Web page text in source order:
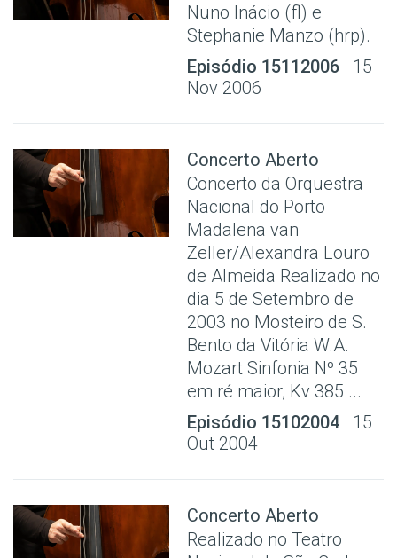
Nuno Inácio (fl) e
Stephanie Manzo (hrp).
Episódio 15112006
15
Nov 2006
Concerto Aberto
Concerto da Orquestra
Nacional do Porto
Madalena van
Zeller/Alexandra Louro
de Almeida Realizado no
dia 5 de Setembro de
2003 no Mosteiro de S.
Bento da Vitória W.A.
Mozart Sinfonia Nº 35
em ré maior, Kv 385 ...
Episódio 15102004
15
Out 2004
Concerto Aberto
Realizado no Teatro